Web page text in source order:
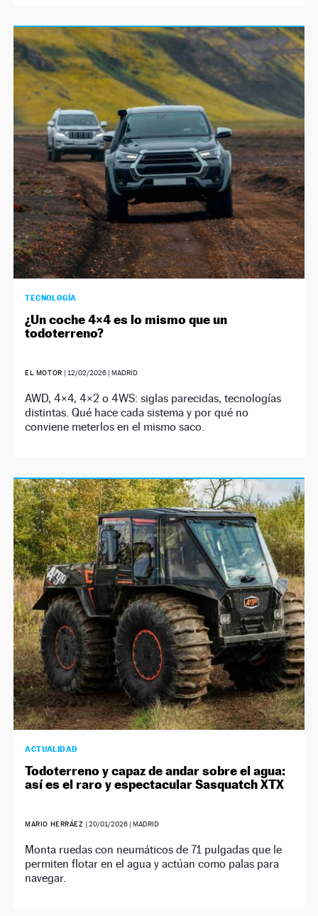
TECNOLOGÍA
¿Un coche 4×4 es lo mismo que un
todoterreno?
EL MOTOR | 12/02/2026 | MADRID
AWD, 4×4, 4×2 o 4WS: siglas parecidas, tecnologías
distintas. Qué hace cada sistema y por qué no
conviene meterlos en el mismo saco.
ACTUALIDAD
Todoterreno y capaz de andar sobre el agua:
así es el raro y espectacular Sasquatch XTX
MARIO HERRÁEZ |20/01/2026 | MADRID
Monta ruedas con neumáticos de 71 pulgadas que le
permiten flotar en el agua y actúan como palas para
navegar.